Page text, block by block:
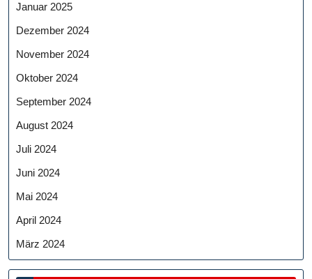
Januar 2025
Dezember 2024
November 2024
Oktober 2024
September 2024
August 2024
Juli 2024
Juni 2024
Mai 2024
April 2024
März 2024